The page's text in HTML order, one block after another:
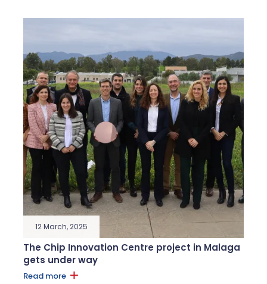
12 March, 2025
The Chip Innovation Centre project in Malaga
gets under way
Read more